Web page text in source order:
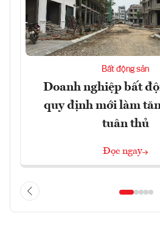
Bất động sản
Doanh nghiệp bất
quy định mới làm
tuân thủ
Đọc ngay